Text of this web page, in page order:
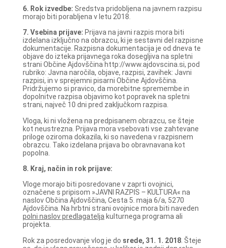
6. Rok izvedbe: Sredstva pridobljena na javnem razpisu
morajo biti porabljena v letu 2018.
7. Vsebina prijave: Prijava na javni razpis mora biti
izdelana izključno na obrazcu, ki je sestavni del razpisne
dokumentacije. Razpisna dokumentacija je od dneva te
objave do izteka prijavnega roka dosegljiva na spletni
strani Občine Ajdovščina http://www.ajdovscina.si, pod
rubriko: Javna naročila, objave, razpisi, zavihek: Javni
razpisi, in v sprejemni pisarni Občine Ajdovščina.
Pridržujemo si pravico, da morebitne spremembe in
dopolnitve razpisa objavimo kot popravek na spletni
strani, največ 10 dni pred zaključkom razpisa.
Vloga, ki ni vložena na predpisanem obrazcu, se šteje
kot neustrezna. Prijava mora vsebovati vse zahtevane
priloge oziroma dokazila, ki so navedena v razpisnem
obrazcu. Tako izdelana prijava bo obravnavana kot
popolna.
8. Kraj, način in rok prijave:
Vloge morajo biti posredovane v zaprti ovojnici,
označene s pripisom »JAVNI RAZPIS – KULTURA« na
naslov Občina Ajdovščina, Cesta 5. maja 6/a, 5270
Ajdovščina. Na hrbtni strani ovojnice mora biti naveden
polni naslov predlagateljakulturnega programa ali
projekta.
Rok za posredovanje vlog je do srede, 31. 1. 2018. Šteje